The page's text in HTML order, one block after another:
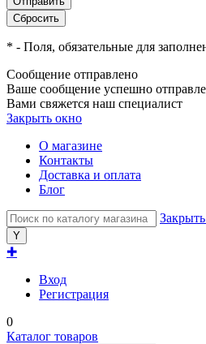
* - Поля, обязательные для
Сообщение отправлено
Ваше сообщение успешно
Вами свяжется наш специалист
Закрыть окно
О магазине
Контакты
Доставка и оплата
Блог
✚
Вход
Регистрация
0
Каталог товаров